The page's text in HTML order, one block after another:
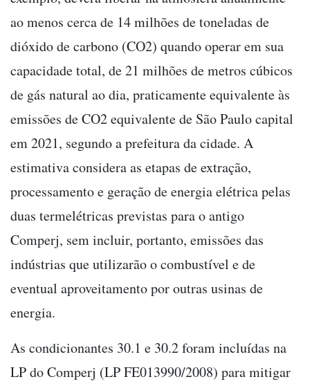
ao menos cerca de 14 milhões de toneladas de
dióxido de carbono (CO2) quando operar em sua
capacidade total, de 21 milhões de metros cúbicos
de gás natural ao dia, praticamente equivalente às
emissões de CO2 equivalente de São Paulo capital
em 2021, segundo a prefeitura da cidade. A
estimativa considera as etapas de extração,
processamento e geração de energia elétrica pelas
duas termelétricas previstas para o antigo
Comperj, sem incluir, portanto, emissões das
indústrias que utilizarão o combustível e de
eventual aproveitamento por outras usinas de
energia.
As condicionantes 30.1 e 30.2 foram incluídas na
LP do Comperj (LP FE013990/2008) para mitigar